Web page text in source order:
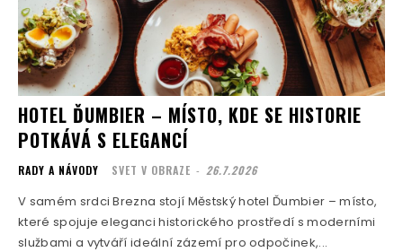
HOTEL ĎUMBIER – MÍSTO, KDE SE HISTORIE
POTKÁVÁ S ELEGANCÍ
RADY A NÁVODY SVET V OBRAZE - 26.7.2026
V samém srdci Brezna stojí Městský hotel Ďumbier – místo,
které spojuje eleganci historického prostředí s moderními
službami a vytváří ideální zázemí pro odpočinek,...